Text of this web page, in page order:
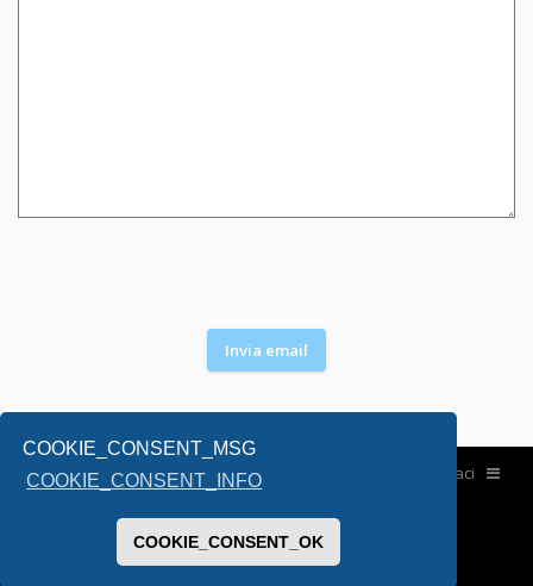
COOKIE_CONSENT_MSG
COOKIE_CONSENT_INFO
COOKIE_CONSENT_OK
Home Contattaci